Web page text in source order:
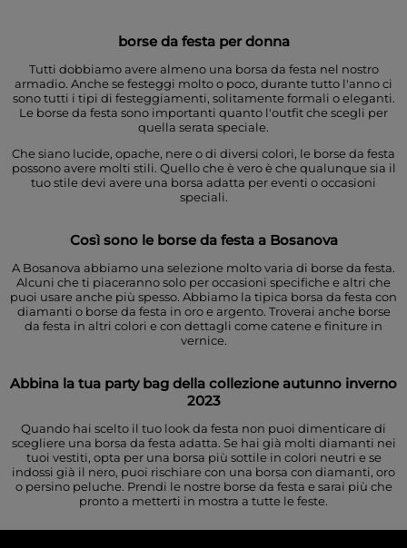
borse da festa per donna
Tutti dobbiamo avere almeno una borsa da festa nel nostro
armadio. Anche se festeggi molto o poco, durante tutto l'anno ci
sono tutti i tipi di festeggiamenti, solitamente formali o eleganti.
Le borse da festa sono importanti quanto l'outfit che scegli per
quella serata speciale.
Che siano lucide, opache, nere o di diversi colori, le borse da festa
possono avere molti stili. Quello che è vero è che qualunque sia il
tuo stile devi avere una borsa adatta per eventi o occasioni
speciali.
Così sono le borse da festa a Bosanova
A Bosanova abbiamo una selezione molto varia di borse da festa.
Alcuni che ti piaceranno solo per occasioni specifiche e altri che
puoi usare anche più spesso. Abbiamo la tipica borsa da festa con
diamanti o borse da festa in oro e argento. Troverai anche borse
da festa in altri colori e con dettagli come catene e finiture in
vernice.
Abbina la tua party bag della collezione autunno inverno
2023
Quando hai scelto il tuo look da festa non puoi dimenticare di
scegliere una borsa da festa adatta. Se hai già molti diamanti nei
tuoi vestiti, opta per una borsa più sottile in colori neutri e se
indossi già il nero, puoi rischiare con una borsa con diamanti, oro
o persino peluche. Prendi le nostre borse da festa e sarai più che
pronto a metterti in mostra a tutte le feste.